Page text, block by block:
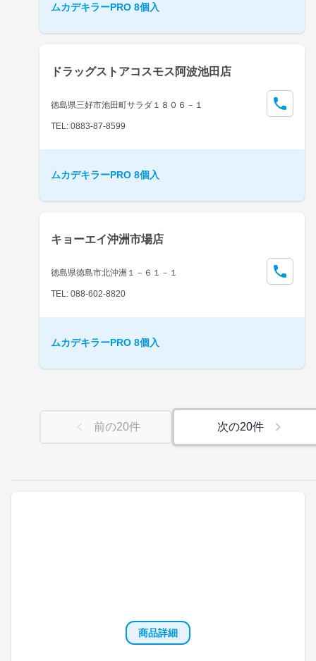
商品詳細
ムカデキラーPRO 8個入
ドラッグストアコスモス阿波池田店
徳島県三好市池田町サラダ１８０６－１
TEL: 0883-87-8599
ムカデキラーPRO 8個入
キョーエイ沖洲市場店
徳島県徳島市北沖洲１－６１－１
TEL: 088-602-8820
ムカデキラーPRO 8個入
前の20件 次の20件